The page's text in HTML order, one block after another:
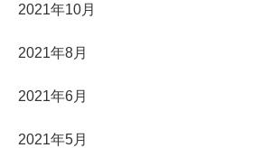
2021年10月
2021年8月
2021年6月
2021年5月